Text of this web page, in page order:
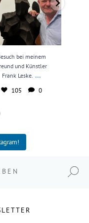
bei meinem
und Künstler
Frank Leske. ...
105 0